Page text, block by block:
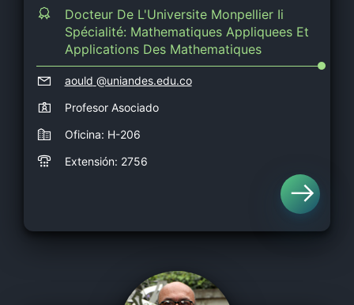
Docteur De L'Universite Monpellier Ii
Spécialité: Mathematiques Appliquees Et
Applications Des Mathematiques
aould @uniandes.edu.co
Profesor Asociado
Oficina: H-206
Extensión: 2756